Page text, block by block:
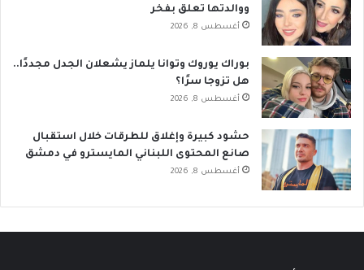
ووالدتها تعلق بفخر
أغسطس 8, 2026
بوراك يوروك وتوانا يلماز يشعلان الجدل مجددًا..
هل تزوجا سرًا؟
أغسطس 8, 2026
حشود كبيرة وإغلاق للطرقات خلال استقبال
صانع المحتوى اللبناني المايسترو في دمشق
أغسطس 8, 2026